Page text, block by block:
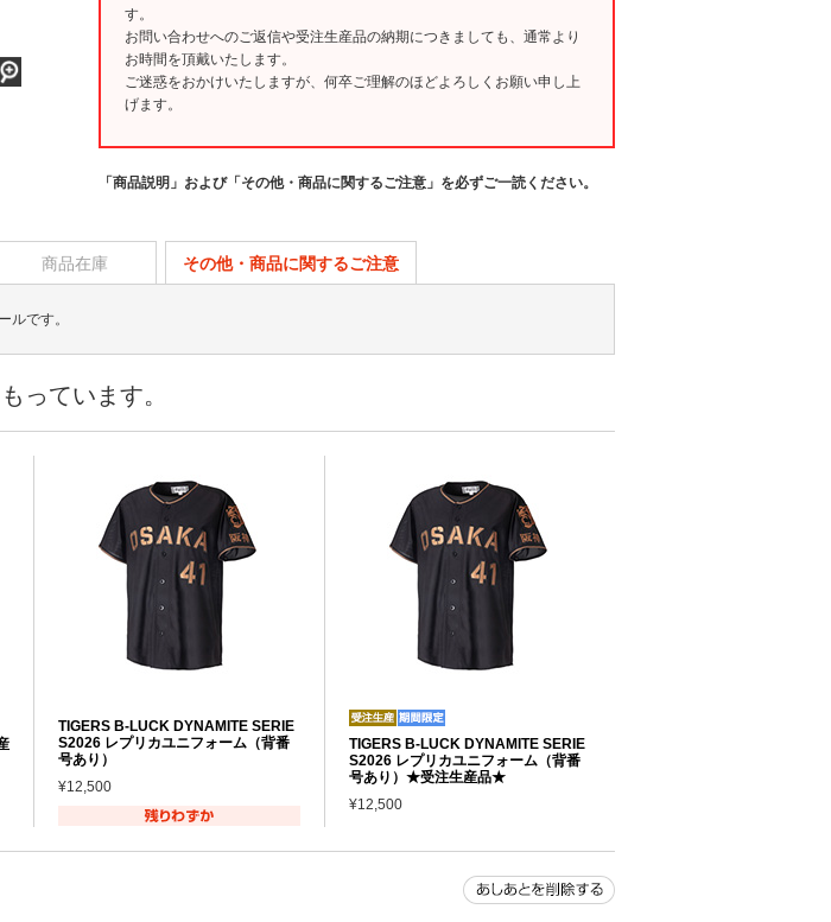
す。
お問い合わせへのご返信や受注生産品の納期につきましても、通常より
お時間を頂戴いたします。
ご迷惑をおかけいたしますが、何卒ご理解のほどよろしくお願い申し上
げます。
「商品説明」および「その他・商品に関するご注意」を必ずご一読ください。
商品在庫 その他・商品に関するご注意
ルです。
っています。
TIGERS B-LUCK DYNAMITE SERIE
S2026 レプリカユニフォーム（背番
号あり）
¥12,500
TIGERS B-LUCK DYNAMITE SERIE
S2026 レプリカユニフォーム（背番
号あり）★受注生産品★
¥12,500